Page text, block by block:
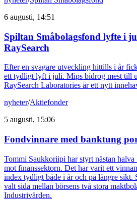
6 augusti, 14:51
Spiltan Småbolagsfond lyfte i
RaySearch
Efter en svagare utveckling hittills i år
ett tydligt lyft i juli. Mips bidrog mest till
RaySearch Laboratories är ett nytt
nyheter/Aktiefonder
5 augusti, 15:06
Fondvinnare med banktung
Tommi Saukkoriipi har styrt nästan
mot finanssektorn. Det har varit ett
index tydligt både i år och på längre sikt.
valt sida mellan börsens två stora
Industrivärden.